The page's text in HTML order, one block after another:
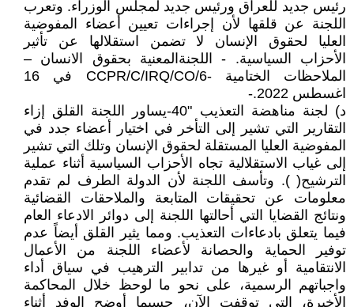
رئيس جديد للعراق ورئيس جديد لمجلس الوزراء. وتعرب
اللجنة عن قلقها لأن إجراءات تعيين أعضاء المفوضية
العليا لحقوق الإنسان لا تضمن استقلالها عن تأثير
الأحزاب السياسية. - اللجنةالمعنية بحقوق الانسان –
الملاحظات الختامية -CCPR/C/IRQ/CO/6 في 16
اغسطس 2022.-
‌د) لجنة مناهضة التعذيب "40-يساور اللجنة القلق إزاء
التقارير التي تشير إلى التأخر في اختيار أعضاء جدد في
المفوضية العليا المستقلة لحقوق الإنسان وتلك التي تشير
إلى غياب الاستقلالية تجاه الأحزاب السياسية أثناء عملية
الترشيح( ). وتأسف اللجنة لأن الدولة الطرف لم تقدم
معلومات عن تحقيقات المتابعة والملاحقات القضائية
ونتائج القضايا التي أحالتها اللجنة إلى دوائر الادعاء العام
فيما يتعلق بادعاءات التعذيب. ومما يثير القلق أيضاً عدم
توفير الحماية والحصانة لأعضاء اللجنة من الأعمال
الانتقامية أو غيرها من تدابير الترهيب في سياق أداء
واجباتهم الرسمية، على نحو ما لوحظ خلال المحاكمة
الأخيرة، التي توقفت الآن، حسبما أوضح الوفد أثناء